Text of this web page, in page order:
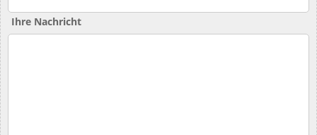
Ihre Nachricht